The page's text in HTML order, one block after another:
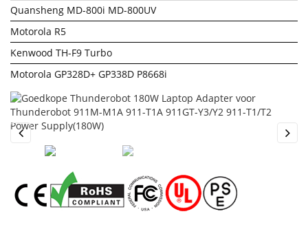
Quansheng MD-800i MD-800UV
Motorola R5
Kenwood TH-F9 Turbo
Motorola GP328D+ GP338D P8668i
Previous